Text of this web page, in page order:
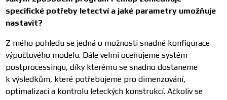
specifické potřeby letectví a jaké parametry umožňuje
nastavit?
Z mého pohledu se jedná o možnosti snadné konfigurace
výpočtového modelu. Dále velmi oceňujeme systém
postprocessingu, díky kterému se snadno dostaneme
k výsledkům, které potřebujeme pro dimenzování,
optimalizaci a kontrolu leteckých konstrukcí. Ačkoliv se